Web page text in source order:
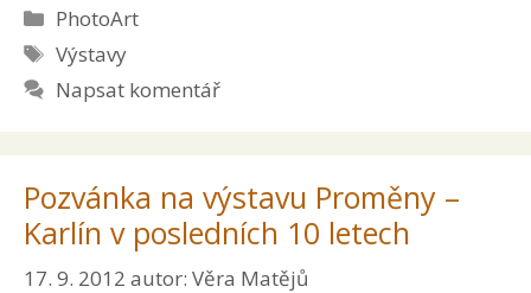
Rubriky
PhotoArt
Štítky
Výstavy
Napsat komentář
Pozvánka na výstavu Proměny –
Karlín v posledních 10 letech
17. 9. 2012 autor: Věra Matějů